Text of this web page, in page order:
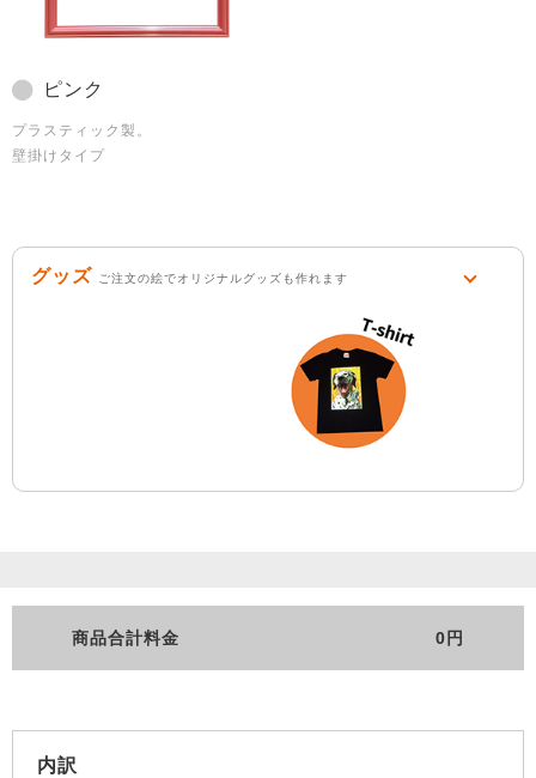
ピンク
プラスティック製。
壁掛けタイプ
グッズ ご注文の絵でオリジナルグッズも作れます
商品合計料金 0円
内訳